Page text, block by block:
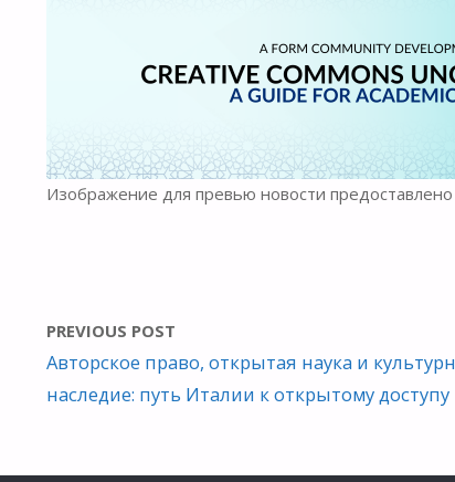
Изображение для превью новости предоставлено
PREVIOUS POST
Авторское право, открытая наука и
наследие: путь Италии к открытому доступу